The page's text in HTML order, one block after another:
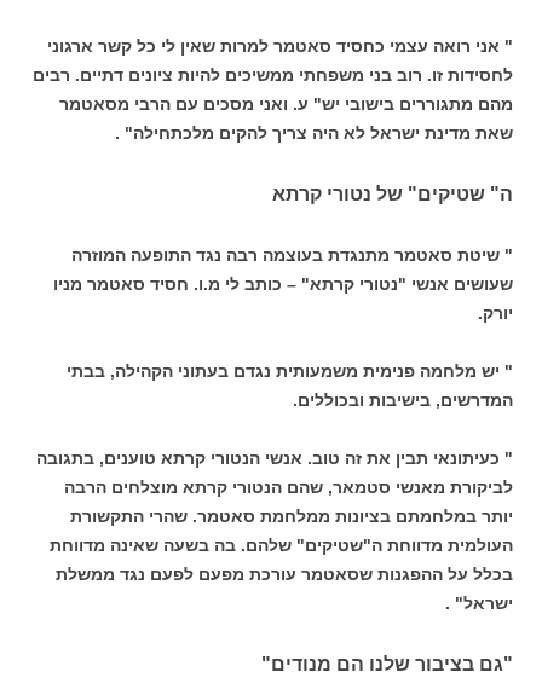
" אני רואה עצמי כחסיד סאטמר למרות שאין לי כל קשר ארגוני
לחסידות זו. רוב בני משפחתי ממשיכים להיות ציונים דתיים. רבים
מהם מתגוררים בישובי יש" ע. ואני מסכים עם הרבי מסאטמר
שאת מדינת ישראל לא היה צריך להקים מלכתחילה" .
ה" שטיקים" של נטורי קרתא
" שיטת סאטמר מתנגדת בעוצמה רבה נגד התופעה המוזרה
שעושים אנשי "נטורי קרתא" – כותב לי מ.ו. חסיד סאטמר מניו
יורק.
" יש מלחמה פנימית משמעותית נגדם בעתוני הקהילה, בבתי
המדרשים, בישיבות ובכוללים.
" כעיתונאי תבין את זה טוב. אנשי הנטורי קרתא טוענים, בתגובה
לביקורת מאנשי סטמאר, שהם הנטורי קרתא מוצלחים הרבה
יותר במלחמתם בציונות ממלחמת סאטמר. שהרי התקשורת
העולמית מדווחת ה"שטיקים" שלהם. בה בשעה שאינה מדווחת
בכלל על ההפגנות שסאטמר עורכת מפעם לפעם נגד ממשלת
ישראל" .
"גם בציבור שלנו הם מנודים"